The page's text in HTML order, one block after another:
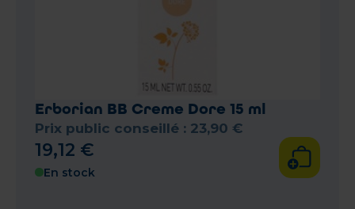
Erborian BB Creme Dore 15 ml
Prix public conseillé : 23,90 €
19,12 €
En stock